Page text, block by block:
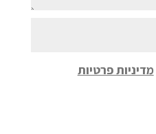
מדיניות פרטיות